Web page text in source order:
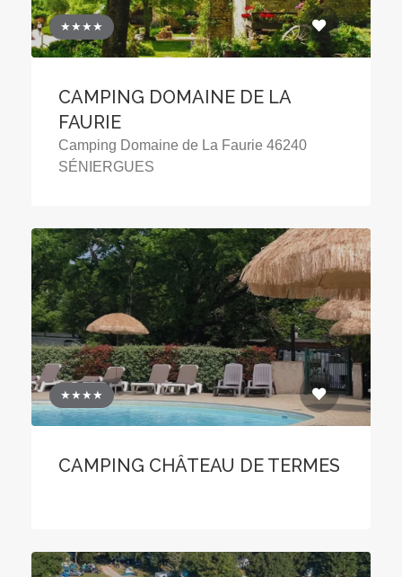
★★★★
CAMPING DOMAINE DE LA
FAURIE
Camping Domaine de La Faurie 46240
SÉNIERGUES
★★★★
CAMPING CHÂTEAU DE TERMES